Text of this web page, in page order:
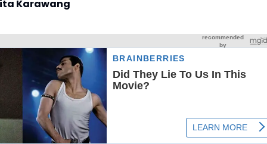
Karawang